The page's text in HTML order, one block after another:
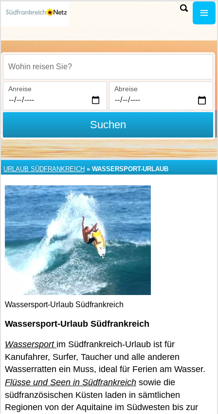
Wohin reisen Sie?
Anreise Abreise
Suchen
URLAUB SÜDFRANKREICH » WASSERSPORT-URLAUB
Wassersport-Urlaub Südfrankreich
Wassersport-Urlaub Südfrankreich
Wassersport im Südfrankreich-Urlaub ist für
Kanufahrer, Surfer, Taucher und alle anderen
Wasserratten ein Muss, ideal für Ferien am Wasser.
Flüsse und Seen in Südfrankreich sowie die
südfranzösischen Küsten laden in sämtlichen
Regionen von der Aquitaine im Südwesten bis zur